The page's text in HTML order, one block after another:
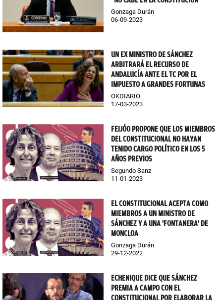
Gonzaga Durán
06-09-2023
UN EX MINISTRO DE SÁNCHEZ
ARBITRARÁ EL RECURSO DE
ANDALUCÍA ANTE EL TC POR EL
IMPUESTO A GRANDES FORTUNAS
OKDIARIO
17-03-2023
FEIJÓO PROPONE QUE LOS MIEMBROS
DEL CONSTITUCIONAL NO HAYAN
TENIDO CARGO POLÍTICO EN LOS 5
AÑOS PREVIOS
Segundo Sanz
11-01-2023
EL CONSTITUCIONAL ACEPTA COMO
MIEMBROS A UN MINISTRO DE
SÁNCHEZ Y A UNA 'FONTANERA' DE
MONCLOA
Gonzaga Durán
29-12-2022
ECHENIQUE DICE QUE SÁNCHEZ
PREMIA A CAMPO CON EL
CONSTITUCIONAL POR ELABORAR LA